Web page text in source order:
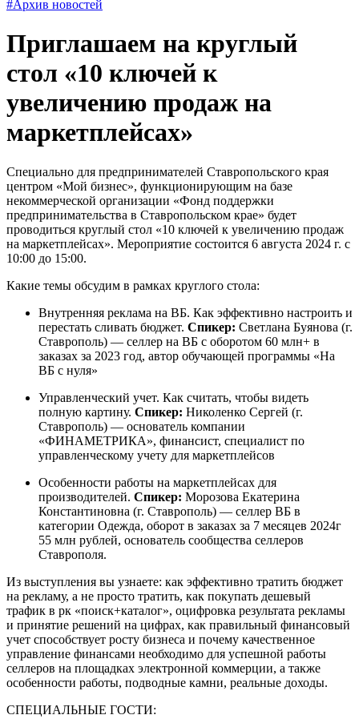
#Архив новостей
Приглашаем на круглый
стол «10 ключей к
увеличению продаж на
маркетплейсах»
Специально для предпринимателей Ставропольского края
центром «Мой бизнес», функционирующим на базе
некоммерческой организации «Фонд поддержки
предпринимательства в Ставропольском крае» будет
проводиться круглый стол «10 ключей к увеличению продаж
на маркетплейсах». Мероприятие состоится 6 августа 2024 г. с
10:00 до 15:00.
Какие темы обсудим в рамках круглого стола:
Внутренняя реклама на ВБ. Как эффективно настроить и
перестать сливать бюджет. Спикер: Светлана Буянова (г.
Ставрополь) — селлер на ВБ с оборотом 60 млн+ в
заказах за 2023 год, автор обучающей программы «На
ВБ с нуля»
Управленческий учет. Как считать, чтобы видеть
полную картину. Спикер: Николенко Сергей (г.
Ставрополь) — основатель компании
«ФИНАМЕТРИКА», финансист, специалист по
управленческому учету для маркетплейсов
Особенности работы на маркетплейсах для
производителей. Спикер: Морозова Екатерина
Константиновна (г. Ставрополь) — селлер ВБ в
категории Одежда, оборот в заказах за 7 месяцев 2024г
55 млн рублей, основатель сообщества селлеров
Ставрополя.
Из выступления вы узнаете: как эффективно тратить бюджет
на рекламу, а не просто тратить, как покупать дешевый
трафик в рк «поиск+каталог», оцифровка результата рекламы
и принятие решений на цифрах, как правильный финансовый
учет способствует росту бизнеса и почему качественное
управление финансами необходимо для успешной работы
селлеров на площадках электронной коммерции, а также
особенности работы, подводные камни, реальные доходы.
СПЕЦИАЛЬНЫЕ ГОСТИ: